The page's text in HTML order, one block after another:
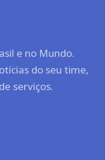
e no Mundo.
do seu time,
serviços.